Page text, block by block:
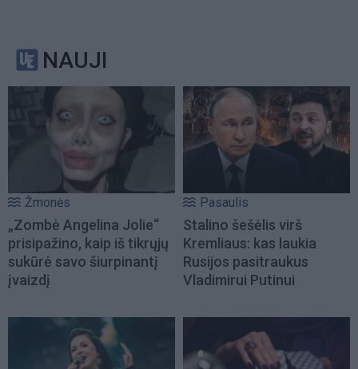
NAUJI
Žmonės
„Zombė Angelina Jolie“
prisipažino, kaip iš tikrųjų
sukūrė savo šiurpinantį
įvaizdį
Pasaulis
Stalino šešėlis virš
Kremliaus: kas laukia
Rusijos pasitraukus
Vladimirui Putinui